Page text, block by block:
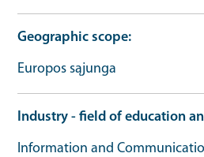
Geographic scope
Europos sąjunga
Industry - field of education
Information and